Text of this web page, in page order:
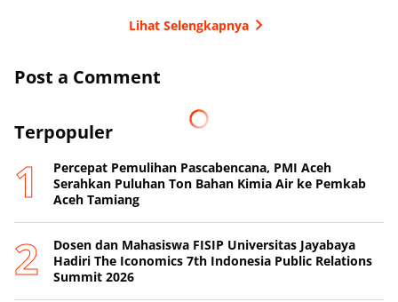
Lihat Selengkapnya
Post a Comment
Terpopuler
Percepat Pemulihan Pascabencana, PMI Aceh
Serahkan Puluhan Ton Bahan Kimia Air ke Pemkab
Aceh Tamiang
Dosen dan Mahasiswa FISIP Universitas Jayabaya
Hadiri The Iconomics 7th Indonesia Public Relations
Summit 2026